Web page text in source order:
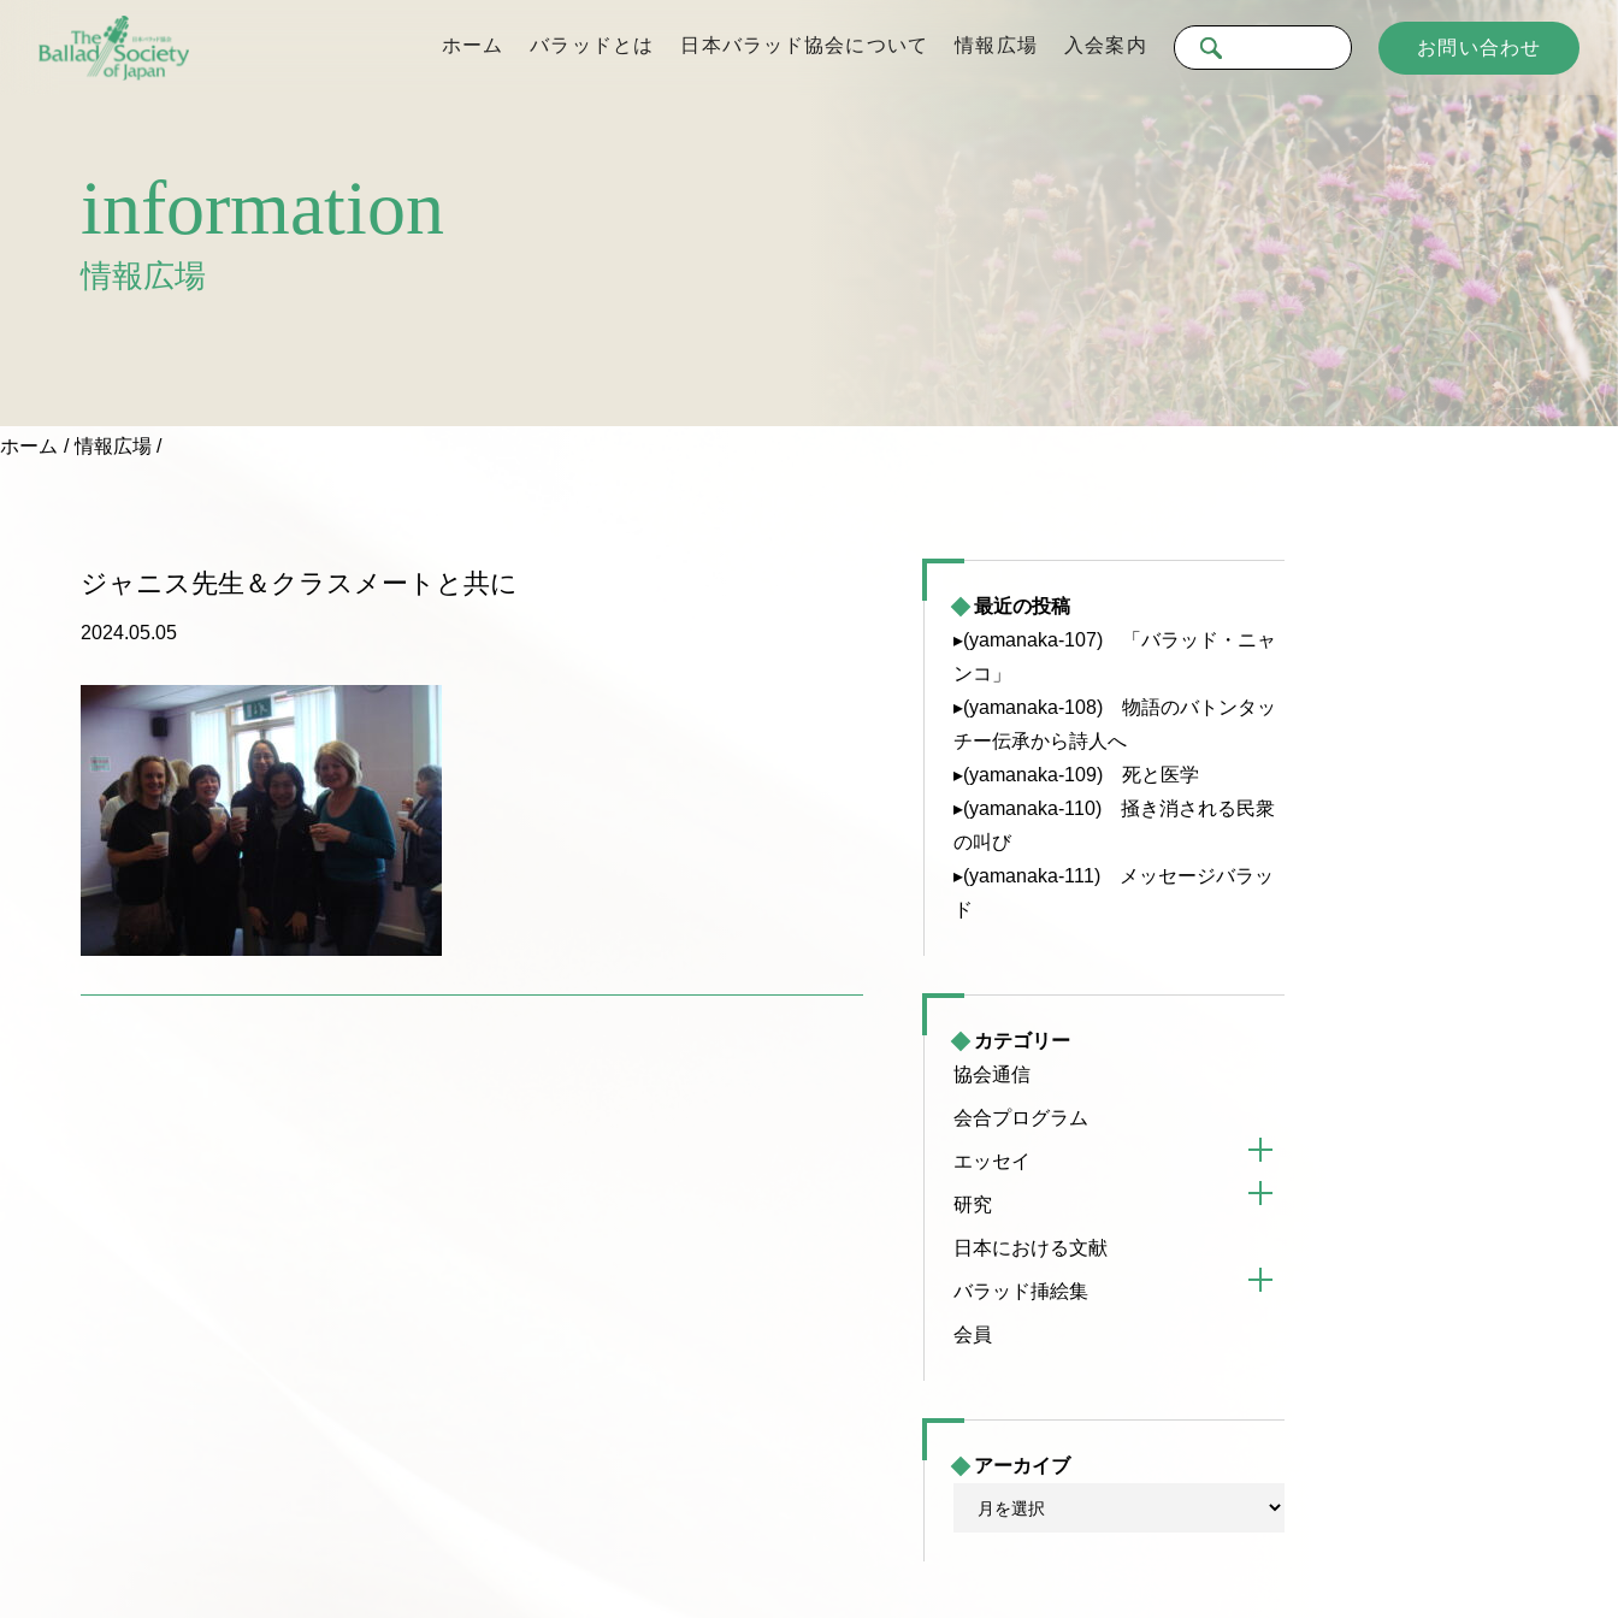
ホーム バラッドとは 日本バラッド協会について 情報広場 入会案内 お問い合わせ
information
情報広場
ホーム 情報広場
ジャニス先生＆クラスメートと共に
2024.05.05
最近の投稿
▸(yamanaka-107) 「バラッド・ニャ
ンコ」
▸(yamanaka-108) 物語のバトンタッ
チー伝承から詩人へ
▸(yamanaka-109) 死と医学
▸(yamanaka-110) 掻き消される民衆
の叫び
▸(yamanaka-111) メッセージバラッ
ド
カテゴリー
協会通信
会合プログラム
エッセイ
研究
日本における文献
バラッド挿絵集
会員
アーカイブ